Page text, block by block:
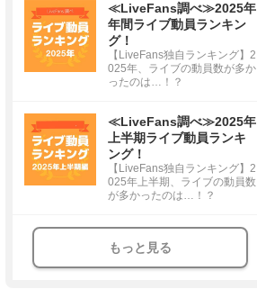
≪LiveFans調べ≫2025年
年間ライブ動員ランキン
グ！
【LiveFans独自ランキング】2
025年、ライブの動員数が多か
ったのは…！？
≪LiveFans調べ≫2025年
上半期ライブ動員ランキ
ング！
【LiveFans独自ランキング】2
025年上半期、ライブの動員数
が多かったのは…！？
もっと見る